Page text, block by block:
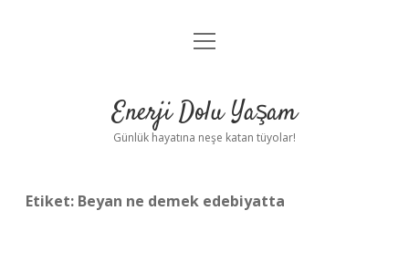
Anasayfa
Yasal Uyarı
menüyü
Enerji Dolu Yaşam
Günlük hayatına neşe katan tüyolar!
Etiket: Beyan ne demek edebiyatta